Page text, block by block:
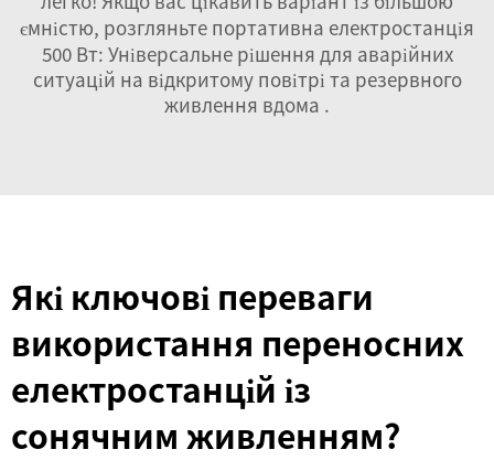
ємністю, розгляньте портативна електростанція
500 Вт: Універсальне рішення для аварійних
ситуацій на відкритому повітрі та резервного
живлення вдома .
Які ключові переваги
використання переносних
електростанцій із
сонячним живленням?